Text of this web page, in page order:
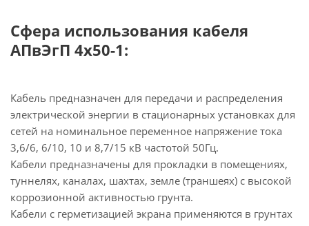
Сфера использования кабеля
АПвЭгП 4х50-1:
Кабель предназначен для передачи и распределения
электрической энергии в стационарных установках для
сетей на номинальное переменное напряжение тока
3,6/6, 6/10, 10 и 8,7/15 кВ частотой 50Гц.
Кабели предназначены для прокладки в помещениях,
туннелях, каналах, шахтах, земле (траншеях) с высокой
коррозионной активностью грунта.
Кабели с герметизацией экрана применяются в грунтах